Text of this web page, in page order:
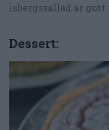
isbergssallad är gott
Dessert: